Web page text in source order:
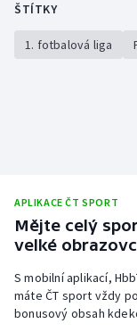
ŠTÍTKY
1. fotbalová liga
APLIKACE ČT SPORT
Mějte celý
velké
S mobilní aplikací,
máte ČT sport vždy
bonusový obsah